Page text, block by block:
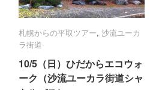
札幌からの平取ツアー, 沙流ユーカ
ラ街道
10/5（日）ひだからエコウォ
ーク（沙流ユーカラ街道シャ
札幌からの平取ツアー 沙流ユーカ
ラ街道
10/5（日）ひだからエコウォ
ーク（沙流ユーカラ街道シャ